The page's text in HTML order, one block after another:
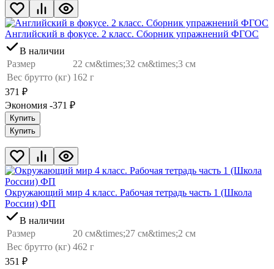
Английский в фокусе. 2 класс. Сборник упражнений ФГОС
В наличии
Размер
22 см&times;32 см&times;3 см
Вес брутто (кг) 162 г
371 ₽
Экономия -371 ₽
Купить
Купить
Окружающий мир 4 класс. Рабочая тетрадь часть 1 (Школа
России) ФП
В наличии
Размер
20 см&times;27 см&times;2 см
Вес брутто (кг) 462 г
351 ₽